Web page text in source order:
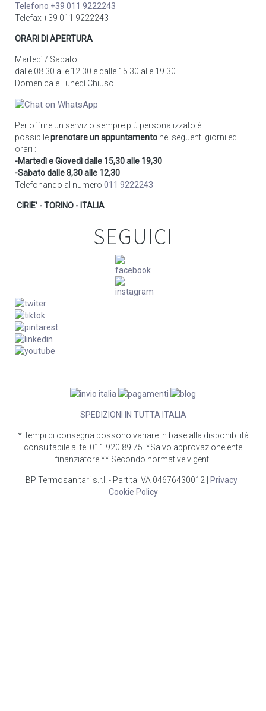
Telefono +39 011 9222243
Telefax +39 011 9222243
ORARI DI APERTURA
Martedì / Sabato
dalle 08.30 alle 12.30 e dalle 15.30 alle 19.30
Domenica e Lunedì Chiuso
Per offrire un servizio sempre più personalizzato è
possibileprenotare un appuntamento nei seguenti giorni ed
orari :
-Martedì e Giovedì dalle 15,30 alle 19,30
-Sabato dalle 8,30 alle 12,30
Telefonando al numero 011 9222243
CIRIE' - TORINO - ITALIA
SEGUICI
SPEDIZIONI IN TUTTA ITALIA
*I tempi di consegna possono variare in base alla disponibilità
consultabile al tel 011 920.89.75. *Salvo approvazione ente
finanziatore.** Secondo normative vigenti
BP Termosanitari s.r.l. - Partita IVA 04676430012 | Privacy|
Cookie Policy